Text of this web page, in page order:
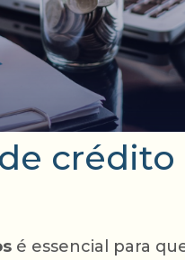
crédito
é essencial para